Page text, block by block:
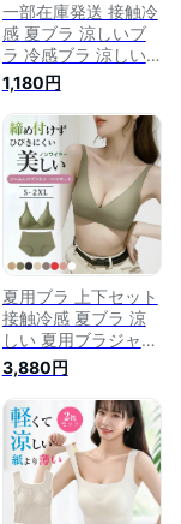
一部在庫発送 接触冷
感 夏ブラ 涼しいブ
ラ 冷感ブラ 涼しい
ブラジャー ノンワイ
ヤー ブラジャー レ
ディース 春夏 軽量
吸汗 速乾 ひびきに
くい ワイヤレス ノ
ンワイヤーブラ 下着
ムレにくい ベタつき
にくい ひんやり ブ
ラ ナイトブラ シー
ムレス 肌着 吸汗速
乾 夏 暑さ対策
1,180円
夏用ブラ 上下セット
接触冷感 夏ブラ 涼
しい 夏用ブラジャー
ノンワイヤー ブラジ
ャー レディース 春
夏 軽量 吸汗 速乾 ひ
びきにくい ワイヤレ
ス 下着 ムレにくい
ベタつきにくい 軽い
ブラ ナイトブラ 肌
着 大きいサイズ
3,880円